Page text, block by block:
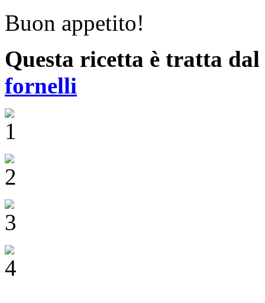
Buon appetito!
Questa ricetta è tratta
fornelli